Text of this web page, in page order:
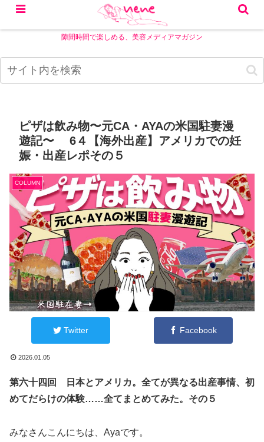
隙間時間で楽しめる、美容メディアマガジン
ピザは飲み物〜元CA・AYAの米国駐妻漫
遊記〜 6４【海外出産】アメリカでの妊
娠・出産レポその５
COLUMN
Twitter Facebook
2026.01.05
第六十四回
日本とアメリカ。全てが異なる出産事情、初
めてだらけの体験……全てまとめてみた。その５
みなさんこんにちは、Ayaです。